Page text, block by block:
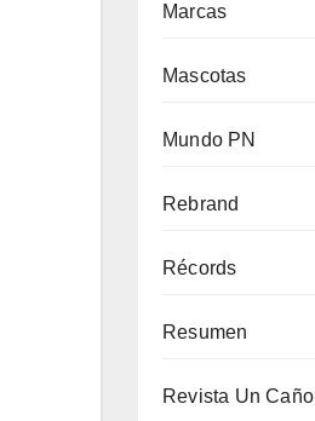
Marcas
Mascotas
Mundo PN
Rebrand
Récords
Resumen
Revista Un Caño